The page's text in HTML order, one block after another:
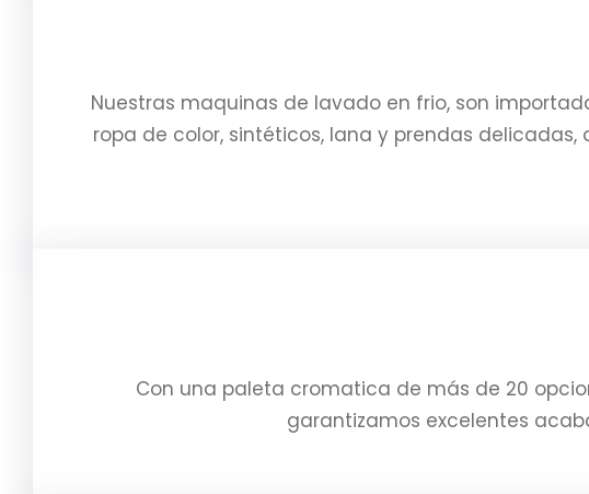
Nuestras maquinas de lavado en frio, son
ropa de color, sintéticos, lana y prendas
Con una paleta cromatica de más de 20
garantizamos excelentes